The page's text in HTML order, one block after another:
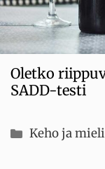
Oletko
SADD-testi
Kategoriat
Keho ja mieli